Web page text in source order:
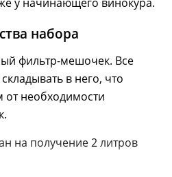
набора
фильтр-мешочек. Все
в него, что
от необходимости
на получение 2 литров